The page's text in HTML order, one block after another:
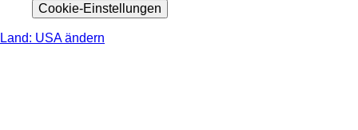
Cookie-Einstellungen
Land: USA ändern